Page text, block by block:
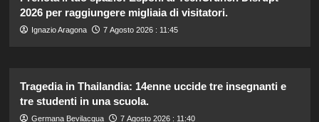
2026 per raggiungere migliaia di visitatori.
Ignazio Aragona 7 Agosto 2026 : 11:45
Tragedia in Thailandia: 14enne uccide tre insegnanti e
tre studenti in una scuola.
Germana Bevilacqua 7 Agosto 2026 : 11:40